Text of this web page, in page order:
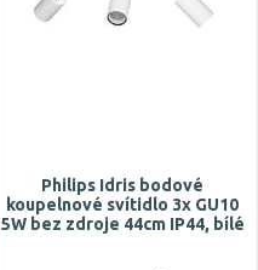
Philips Idris bodové
koupelnové svítidlo 3x GU10
5W bez zdroje 44cm IP44, bílé